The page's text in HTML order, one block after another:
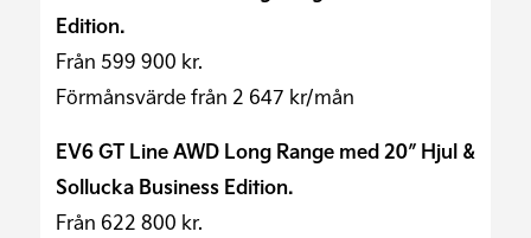
Edition.
Från 599 900 kr.
Förmånsvärde från 2 647 kr/mån
EV6 GT Line AWD Long Range med 20″ Hjul &
SolluckaBusiness Edition.
Från 622 800 kr.